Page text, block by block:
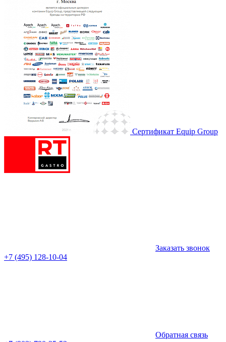
Сертификат Equip Group
Заказать звонок
+7 (495) 128-10-04
Обратная связь